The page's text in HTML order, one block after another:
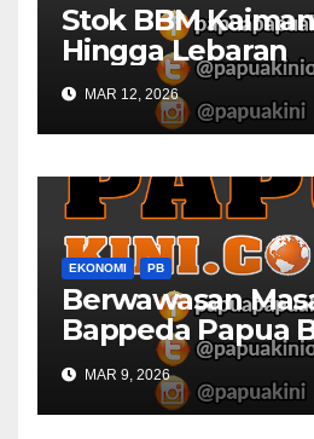
Stok BBM
Hingga Lebaran
MAR 12, 2026
EKONOMI PB
Berwawasan
Bappeda Papua
Konsultasi Publik
MAR 9, 2026